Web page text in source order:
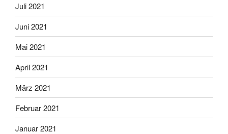
Juli 2021
Juni 2021
Mai 2021
April 2021
März 2021
Februar 2021
Januar 2021